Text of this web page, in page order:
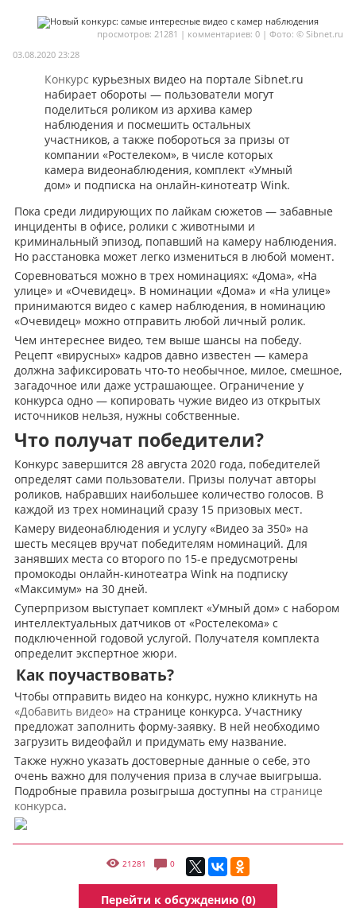
Мои материалы
Мои места
Моя личная афиша
Перечитать
просмотров: 21281 | комментариев: 0 | Фото: © Sibnet.ru
03.08.2020 23:28
Конкурс курьезных видео на портале Sibnet.ru
набирает обороты — пользователи могут
поделиться роликом из архива камер
наблюдения и посмешить остальных
участников, а также побороться за призы от
компании «Ростелеком», в числе которых
камера видеонаблюдения, комплект «Умный
дом» и подписка на онлайн-кинотеатр Wink.
Пока среди лидирующих по лайкам сюжетов — забавные
инциденты в офисе, ролики с животными и
криминальный эпизод, попавший на камеру наблюдения.
Но расстановка может легко измениться в любой момент.
Соревноваться можно в трех номинациях: «Дома», «На
улице» и «Очевидец». В номинации «Дома» и «На улице»
принимаются видео с камер наблюдения, в номинацию
«Очевидец» можно отправить любой личный ролик.
Чем интереснее видео, тем выше шансы на победу.
Рецепт «вирусных» кадров давно известен — камера
должна зафиксировать что-то необычное, милое, смешное,
загадочное или даже устрашающее. Ограничение у
конкурса одно — копировать чужие видео из открытых
источников нельзя, нужны собственные.
Что получат победители?
Конкурс завершится 28 августа 2020 года, победителей
определят сами пользователи. Призы получат авторы
роликов, набравших наибольшее количество голосов. В
каждой из трех номинаций сразу 15 призовых мест.
Камеру видеонаблюдения и услугу «Видео за 350» на
шесть месяцев вручат победителям номинаций. Для
занявших места со второго по 15-е предусмотрены
промокоды онлайн-кинотеатра Wink на подписку
«Максимум» на 30 дней.
Суперпризом выступает комплект «Умный дом» с набором
интеллектуальных датчиков от «Ростелекома» с
подключенной годовой услугой. Получателя комплекта
определит экспертное жюри.
Как поучаствовать?
Чтобы отправить видео на конкурс, нужно кликнуть на
«Добавить видео» на странице конкурса. Участнику
предложат заполнить форму-заявку. В ней необходимо
загрузить видеофайл и придумать ему название.
Также нужно указать достоверные данные о себе, это
очень важно для получения приза в случае выигрыша.
Подробные правила розыгрыша доступны на странице
конкурса.
21281 0
Перейти к обсуждению (0)